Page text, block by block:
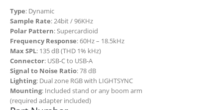
Type: Dynamic
Sample Rate: 24bit / 96KHz
Polar Pattern: Supercardioid
Frequency Response: 60Hz – 18.5kHz
Max SPL: 135 dB (THD 1% kHz)
Connector: USB-C to USB-A
Signal to Noise Ratio: 78 dB
Lighting: Dual zone RGB with LIGHTSYNC
Mounting: Included stand or any boom arm
(required adapter included)